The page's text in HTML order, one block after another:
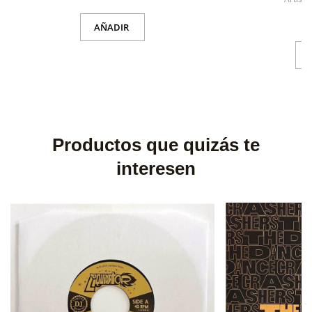
AÑADIR
Productos que quizás te
interesen